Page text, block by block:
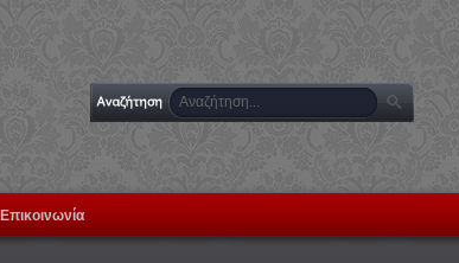
Επικοινωνία